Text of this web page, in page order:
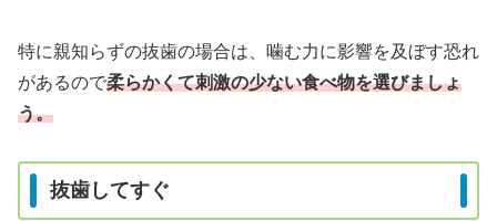
特に親知らずの抜歯の場合は、噛む力に影響を及ぼす恐れ
があるので柔らかくて刺激の少ない食べ物を選びましょ
う。
抜歯してすぐ